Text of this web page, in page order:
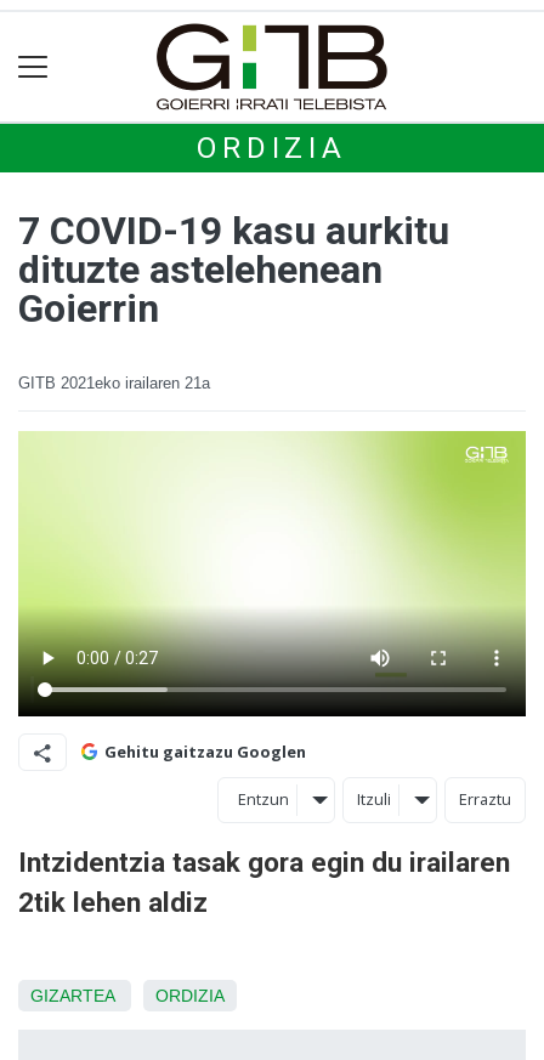
ORDIZIA
7 COVID-19 kasu aurkitu
dituzte astelehenean
Goierrin
GITB 2021eko irailaren 21a
Gehitu gaitzazu Googlen
Entzun Itzuli Erraztu
Intzidentzia tasak gora egin du irailaren
2tik lehen aldiz
GIZARTEA ORDIZIA